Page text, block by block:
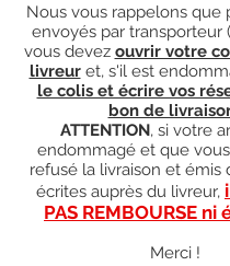
Nous vous rappelons que
envoyés par transporteur
vous devez ouvrir votre
livreuret, s'il est
le colis et écrire vos
bon de
ATTENTION, si votre
endommagé et que
refusé la livraison et émis
écrites auprès du livreur,
PAS REMBOURSE ni
Merci !